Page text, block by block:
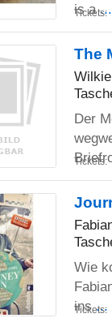
is a
Tickets:
The
Der
Tickets:
Wie
ins...
Tickets: